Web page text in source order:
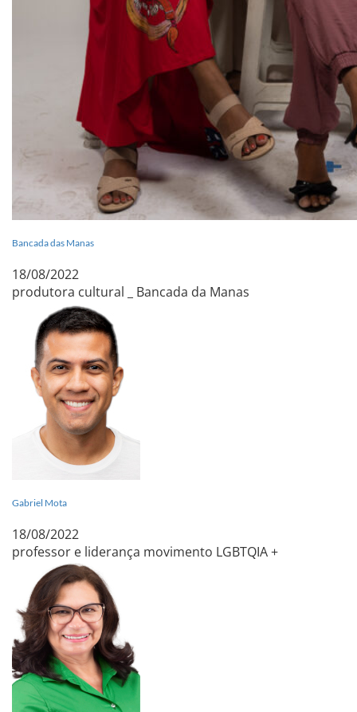
Bancada das Manas
18/08/2022
produtora cultural _ Bancada da Manas
Gabriel Mota
18/08/2022
professor e liderança movimento LGBTQIA +